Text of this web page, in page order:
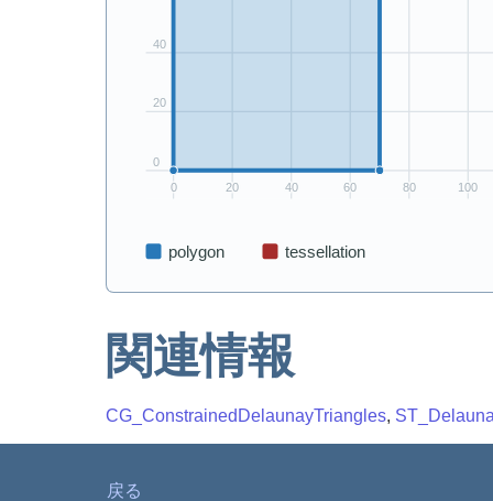
関連情報
CG_ConstrainedDelaunayTriangles,
戻る